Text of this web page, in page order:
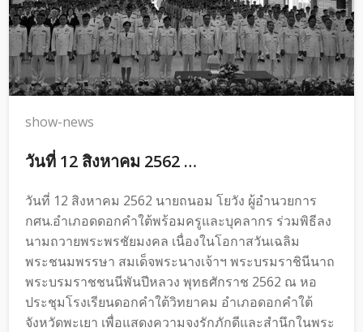
show-news
วันที่ 12 สิงหาคม 2562 …
วันที่ 12 สิงหาคม 2562 นายถนอม โยวัง ผู้อำนวยการ
กศน.อำเภอดดอกคำใต้พร้อมครูและบุคลากร ร่วมพิธีลง
นามถวายพระพรชัยมงคล เนื่องในโอกาสวันเฉลิม
พระชนมพรรษา สมเด็จพระนางเจ้าฯ พระบรมราชินีนาถ
พระบรมราชชนนีพันปีหลวง พุทธศักราช 2562 ณ หอ
ประชุมโรงเรียนดอกคำใต้วิทยาคม อำเภอดอกคำใต้
จังหวัดพะเยา เพื่อแสดงความจงรักภักดีและสำนึกในพระ